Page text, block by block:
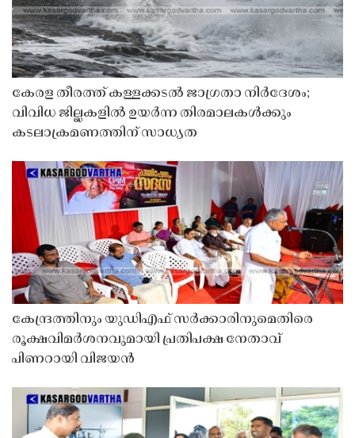
കേരള തീരത്ത് കള്ളക്കടൽ ജാഗ്രതാ നിർദേശം;
വിവിധ ജില്ലകളിൽ ഉയർന്ന തിരമാലകൾക്കും
കടലാക്രമണത്തിന് സാധ്യത
കേന്ദ്രത്തിനും യുഡിഎഫ് സർക്കാരിനുമെതിരെ
രൂക്ഷവിമർശനവുമായി പ്രതിപക്ഷ നേതാവ്
പിണറായി വിജയൻ